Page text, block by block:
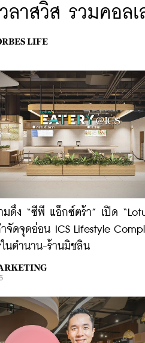
วลาสวิส รวมคอล
LIFE
มดึง “ซีพี แอ็กซ์ตร้า” เปิด
จัดจุดอ่อน ICS Lifestyle
ในตำนาน-ร้านมิชลิน